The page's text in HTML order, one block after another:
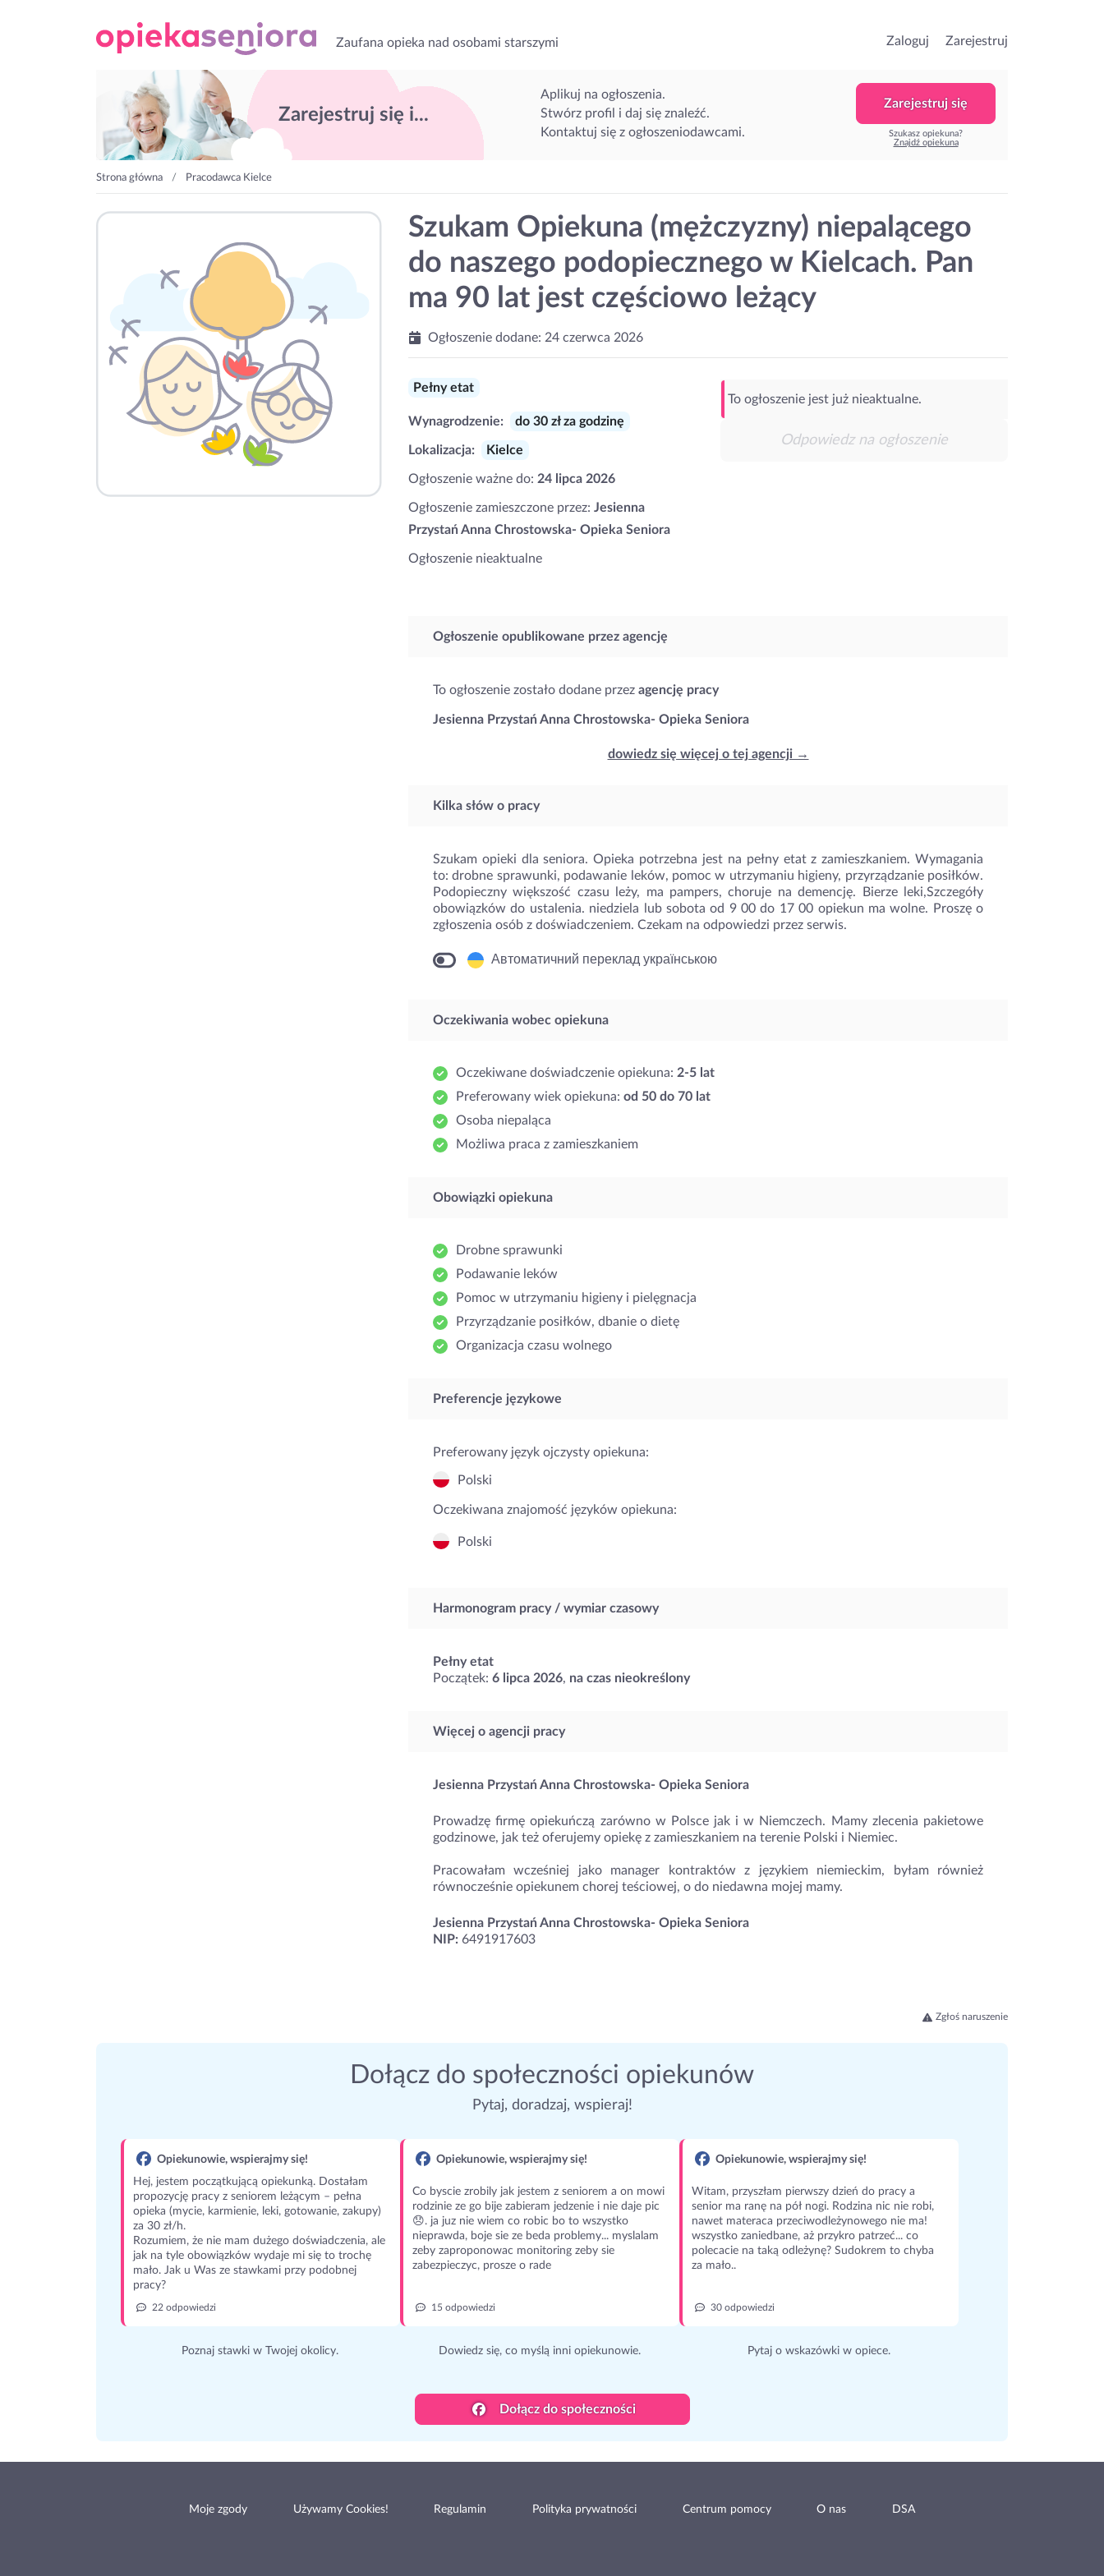
Zaufana opieka nad osobami starszymi Zaloguj Zarejestruj
Zarejestruj się i...
Aplikuj na ogłoszenia.
Stwórz profil i daj się znaleźć.
Kontaktuj się z ogłoszeniodawcami.
Zarejestruj się
Szukasz opiekuna?
Znajdź opiekuna
Strona główna Pracodawca Kielce
Szukam Opiekuna (mężczyzny) niepalącego
do naszego podopiecznego w Kielcach. Pan
ma 90 lat jest częściowo leżący
Ogłoszenie dodane: 24 czerwca 2026
Pełny etat
Wynagrodzenie: do 30 zł za godzinę
Lokalizacja: Kielce
Ogłoszenie ważne do: 24 lipca 2026
Ogłoszenie zamieszczone przez: Jesienna
Przystań Anna Chrostowska- Opieka Seniora
Ogłoszenie nieaktualne
To ogłoszenie jest już nieaktualne.
Odpowiedz na ogłoszenie
Ogłoszenie opublikowane przez agencję
To ogłoszenie zostało dodane przez agencję pracy
Jesienna Przystań Anna Chrostowska- Opieka Seniora
dowiedz się więcej o tej agencji →
Kilka słów o pracy
Szukam opieki dla seniora. Opieka potrzebna jest na pełny etat z zamieszkaniem. Wymagania
to: drobne sprawunki, podawanie leków, pomoc w utrzymaniu higieny, przyrządzanie posiłków.
Podopieczny większość czasu leży, ma pampers, choruje na demencję. Bierze leki,Szczegóły
obowiązków do ustalenia. niedziela lub sobota od 9 00 do 17 00 opiekun ma wolne. Proszę o
zgłoszenia osób z doświadczeniem. Czekam na odpowiedzi przez serwis.
Автоматичний переклад українською
Oczekiwania wobec opiekuna
Oczekiwane doświadczenie opiekuna: 2-5 lat
Preferowany wiek opiekuna: od 50 do 70 lat
Osoba niepaląca
Możliwa praca z zamieszkaniem
Obowiązki opiekuna
Drobne sprawunki
Podawanie leków
Pomoc w utrzymaniu higieny i pielęgnacja
Przyrządzanie posiłków, dbanie o dietę
Organizacja czasu wolnego
Preferencje językowe
Preferowany język ojczysty opiekuna:
Polski
Oczekiwana znajomość języków opiekuna:
Polski
Harmonogram pracy / wymiar czasowy
Pełny etat
Początek: 6 lipca 2026, na czas nieokreślony
Więcej o agencji pracy
Jesienna Przystań Anna Chrostowska- Opieka Seniora
Prowadzę firmę opiekuńczą zarówno w Polsce jak i w Niemczech. Mamy zlecenia pakietowe
godzinowe, jak też oferujemy opiekę z zamieszkaniem na terenie Polski i Niemiec.
Pracowałam wcześniej jako manager kontraktów z językiem niemieckim, byłam również
równocześnie opiekunem chorej teściowej, o do niedawna mojej mamy.
Jesienna Przystań Anna Chrostowska- Opieka Seniora
NIP: 6491917603
Zgłoś naruszenie
Dołącz do społeczności opiekunów
Pytaj, doradzaj, wspieraj!
Opiekunowie, wspierajmy się!
Hej, jestem początkującą opiekunką. Dostałam
propozycję pracy z seniorem leżącym – pełna
opieka (mycie, karmienie, leki, gotowanie, zakupy)
za 30 zł/h.
Rozumiem, że nie mam dużego doświadczenia, ale
jak na tyle obowiązków wydaje mi się to trochę
mało. Jak u Was ze stawkami przy podobnej
pracy?
22 odpowiedzi
Poznaj stawki w Twojej okolicy.
Opiekunowie, wspierajmy się!
Co byscie zrobily jak jestem z seniorem a on mowi
rodzinie ze go bije zabieram jedzenie i nie daje pic
😞. ja juz nie wiem co robic bo to wszystko
nieprawda, boje sie ze beda problemy... myslalam
zeby zaproponowac monitoring zeby sie
zabezpieczyc, prosze o rade
15 odpowiedzi
Dowiedz się, co myślą inni opiekunowie.
Opiekunowie, wspierajmy się!
Witam, przyszłam pierwszy dzień do pracy a
senior ma ranę na pół nogi. Rodzina nic nie robi,
nawet materaca przeciwodleżynowego nie ma!
wszystko zaniedbane, aż przykro patrzeć... co
polecacie na taką odleżynę? Sudokrem to chyba
za mało..
30 odpowiedzi
Pytaj o wskazówki w opiece.
Dołącz do społeczności
Moje zgody Używamy Cookies! Regulamin Polityka prywatności Centrum pomocy O nas DSA